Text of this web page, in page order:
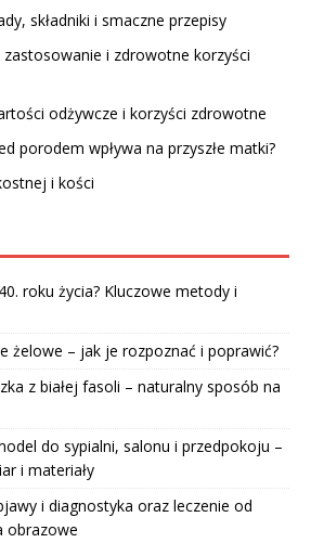
składniki i smaczne przepisy
zastosowanie i zdrowotne korzyści
odżywcze i korzyści zdrowotne
porodem wpływa na przyszłe matki?
i kości
roku życia? Kluczowe metody i
żelowe – jak je rozpoznać i poprawić?
z białej fasoli – naturalny sposób na
do sypialni, salonu i przedpokoju –
i materiały
i diagnostyka oraz leczenie od
obrazowe